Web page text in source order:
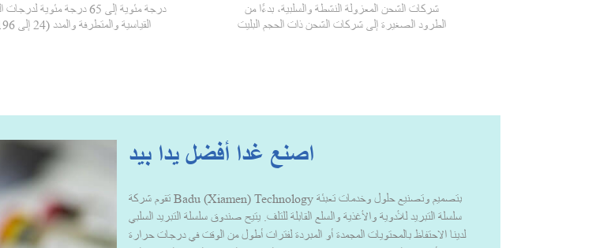
القياسية والمتطرفة والمدد (24 إلى 196 ساعة)
شركات الشحن المعزولة النشطة والسلبية، بدءًا من
الطرود الصغيرة إلى شركات الشحن ذات الحجم البليت
اصنع غدا أفضل يدا بيد
تقوم شركة Badu (Xiamen) Technology بتصميم وتصنيع حلول وخدمات تعبئة
سلسلة التبريد للأدوية والأغذية والسلع القابلة للتلف. يتيح صندوق سلسلة التبريد السلبي
لدينا الاحتفاظ بالمحتويات المجمدة أو المبردة لفترات أطول من الوقت في درجات حرارة